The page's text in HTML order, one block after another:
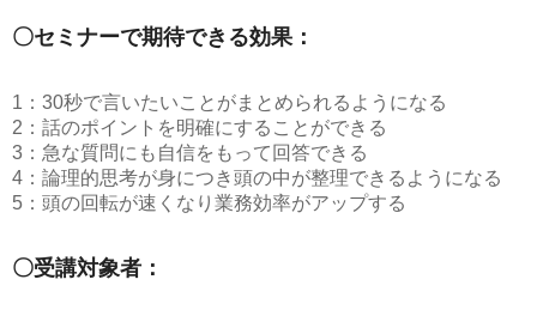
〇セミナーで期待できる効果：
1：30秒で言いたいことがまとめられるようになる
2：話のポイントを明確にすることができる
3：急な質問にも自信をもって回答できる
4：論理的思考が身につき頭の中が整理できるようになる
5：頭の回転が速くなり業務効率がアップする
〇受講対象者：